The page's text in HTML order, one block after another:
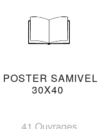
POSTER SAMIVEL
30X40
41 Ouvrages